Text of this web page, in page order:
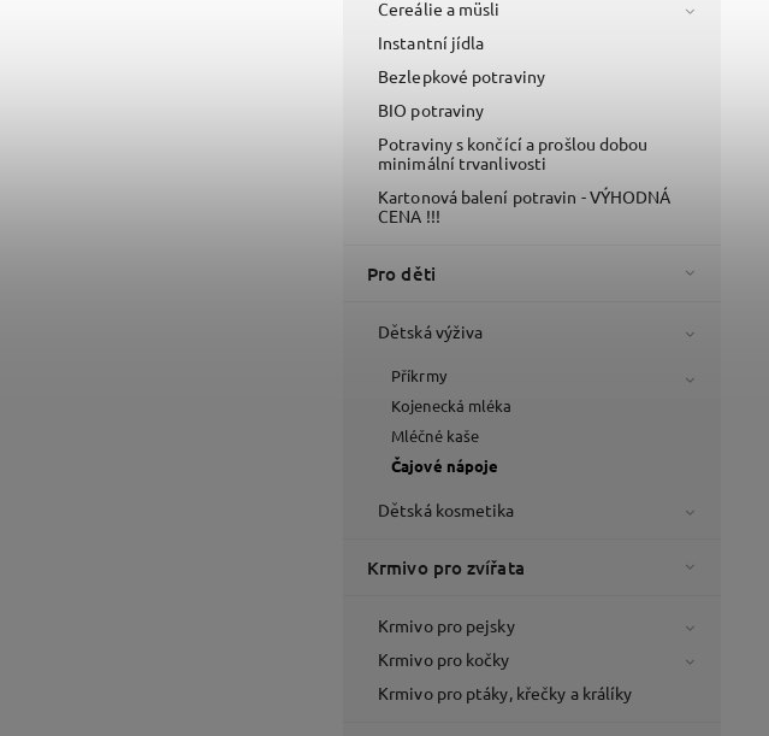
Cereálie a müsli
Instantní jídla
Bezlepkové potraviny
BIO potraviny
Potraviny s končící a prošlou dobou
minimální trvanlivosti
Kartonová balení potravin - VÝHODNÁ
CENA !!!
Pro děti
Dětská výživa
Příkrmy
Kojenecká mléka
Mléčné kaše
Čajové nápoje
Dětská kosmetika
Krmivo pro zvířata
Krmivo pro pejsky
Krmivo pro kočky
Krmivo pro ptáky, křečky a králíky